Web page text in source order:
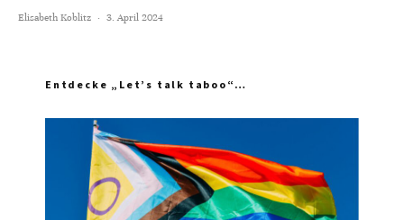
Elisabeth Koblitz · 3. April 2024
Entdecke „Let’s talk taboo“…